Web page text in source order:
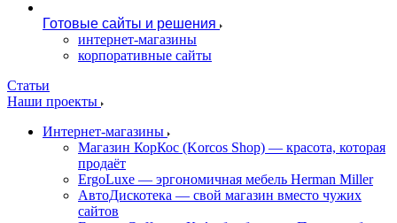
Готовые сайты и решения
интернет-магазины
корпоративные сайты
Статьи
Наши проекты
Интернет-магазины
Магазин КорКос (Korcos Shop) — красота, которая
продаёт
ErgoLuxe — эргономичная мебель Herman Miller
АвтоДискотека — свой магазин вместо чужих
сайтов